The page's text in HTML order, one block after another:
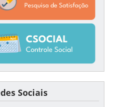
Sociais